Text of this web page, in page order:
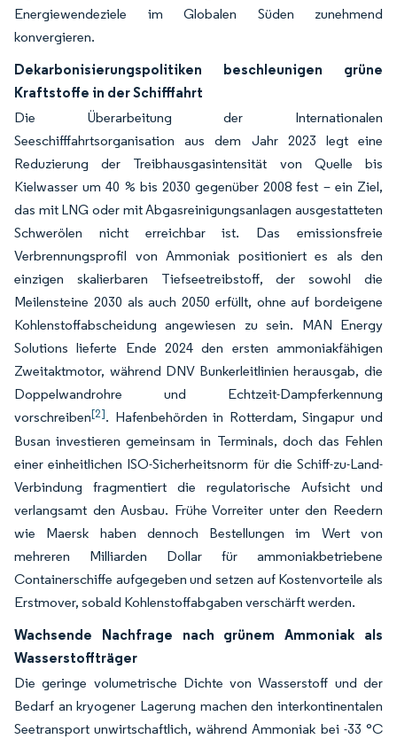
Energiewendeziele im Globalen Süden zunehmend
konvergieren.
Dekarbonisierungspolitiken beschleunigen grüne
Kraftstoffe in der Schifffahrt
Die Überarbeitung der Internationalen
Seeschifffahrtsorganisation aus dem Jahr 2023 legt eine
Reduzierung der Treibhausgasintensität von Quelle bis
Kielwasser um 40 % bis 2030 gegenüber 2008 fest – ein Ziel,
das mit LNG oder mit Abgasreinigungsanlagen ausgestatteten
Schwerölen nicht erreichbar ist. Das emissionsfreie
Verbrennungsprofil von Ammoniak positioniert es als den
einzigen skalierbaren Tiefseetreibstoff, der sowohl die
Meilensteine 2030 als auch 2050 erfüllt, ohne auf bordeigene
Kohlenstoffabscheidung angewiesen zu sein. MAN Energy
Solutions lieferte Ende 2024 den ersten ammoniakfähigen
Zweitaktmotor, während DNV Bunkerleitlinien herausgab, die
Doppelwandrohre und Echtzeit-Dampferkennung
vorschreiben[2]. Hafenbehörden in Rotterdam, Singapur und
Busan investieren gemeinsam in Terminals, doch das Fehlen
einer einheitlichen ISO-Sicherheitsnorm für die Schiff-zu-Land-
Verbindung fragmentiert die regulatorische Aufsicht und
verlangsamt den Ausbau. Frühe Vorreiter unter den Reedern
wie Maersk haben dennoch Bestellungen im Wert von
mehreren Milliarden Dollar für ammoniakbetriebene
Containerschiffe aufgegeben und setzen auf Kostenvorteile als
Erstmover, sobald Kohlenstoffabgaben verschärft werden.
Wachsende Nachfrage nach grünem Ammoniak als
Wasserstoffträger
Die geringe volumetrische Dichte von Wasserstoff und der
Bedarf an kryogener Lagerung machen den interkontinentalen
Seetransport unwirtschaftlich, während Ammoniak bei -33 °C